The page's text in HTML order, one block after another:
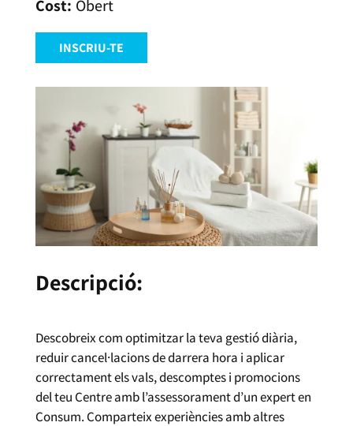
Obert
INSCRIU-TE
Descripció:
Descobreix com optimitzar la teva gestió diària,
reduir cancel·lacions de darrera hora i aplicar
correctament els vals, descomptes i promocions
del teu Centre amb l’assessorament d’un expert en
Consum. Comparteix experiències amb altres